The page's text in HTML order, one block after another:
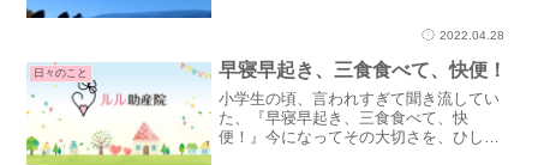
かりです。今回の特集では、勇気を持っ
て実体験を語ってくださり、被害にあっ
たときの心情や周囲に話...
2022.04.28
日々のこと 早寝早起き、三食食べて、快便！
小学生の頃、言われすぎて聞き流してい
た、『早寝早起き、三食食べて、快
便！』今になってその大切さを、ひしひ